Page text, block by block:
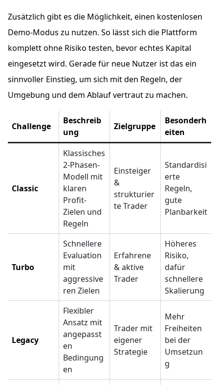
Zusätzlich gibt es die Möglichkeit, einen kostenlosen
Demo-Modus zu nutzen. So lässt sich die Plattform
komplett ohne Risiko testen, bevor echtes Kapital
eingesetzt wird. Gerade für neue Nutzer ist das ein
sinnvoller Einstieg, um sich mit den Regeln, der
Umgebung und dem Ablauf vertraut zu machen.
Challenge
Beschreib
ung
Zielgruppe
Besonderh
eiten
Classic
Klassisches
2-Phasen-
Modell mit
klaren
Profit-
Zielen und
Regeln
Einsteiger
&
strukturier
te Trader
Standardisi
erte
Regeln,
gute
Planbarkeit
Turbo
Schnellere
Evaluation
mit
aggressive
ren Zielen
Erfahrene
& aktive
Trader
Höheres
Risiko,
dafür
schnellere
Skalierung
Legacy
Flexibler
Ansatz mit
angepasst
en
Bedingung
en
Trader mit
eigener
Strategie
Mehr
Freiheiten
bei der
Umsetzun
g